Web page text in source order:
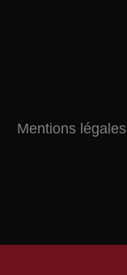
Mentions légales